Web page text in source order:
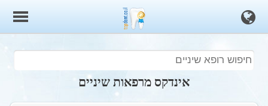
אינדקס מרפאות שיניים